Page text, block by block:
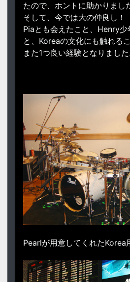
たので、ホントに助かりまし
そして、今では大の仲良し！
Piaとも会えたこと、Henry少
と、Koreaの文化にも触れる
また1つ良い経験となりました
Pearlが用意してくれたKorea